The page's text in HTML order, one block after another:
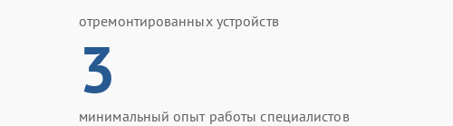
отремонтированных устройств
3
минимальный опыт работы специалистов